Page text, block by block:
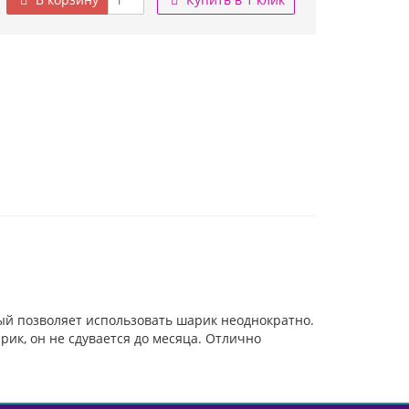
использовать шарик неоднократно.
он не сдувается до месяца. Отлично